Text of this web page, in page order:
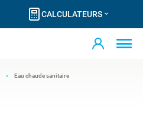
CALCULATEURS
Eau chaude sanitaire